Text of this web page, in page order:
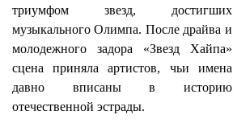
триумфом звезд, достигших
музыкального Олимпа. После драйва и
молодежного задора «Звезд Хайпа»
сцена приняла артистов, чьи имена
давно вписаны в историю
отечественной эстрады.